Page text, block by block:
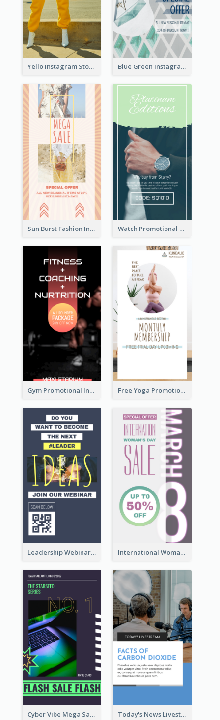
Yello Instagram Story Blue Green Instagram Story
Sun Burst Fashion Instagram Story Watch Promotional Display Instagram Story Design
Gym Promotional Instagram Story Design Free Yoga Promotional Day Instagram Story Design
Leadership Webinar Instagram Story Design International Woman's Day Instagram Story Design
Cyber Vibe Mega Sale Instagram Stories Design Today's News Livestream Instagram Story